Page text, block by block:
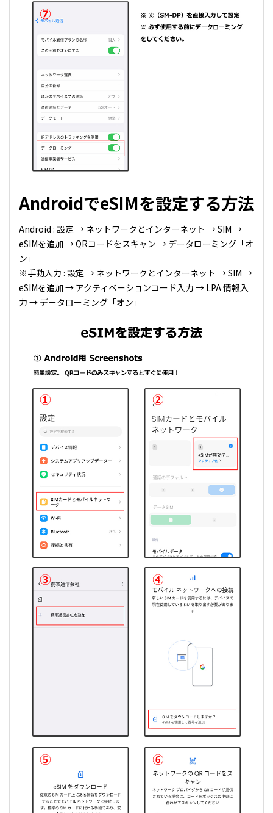
AndroidでeSIMを設定する方法
Android : 設定 → ネットワークとインターネット → SIM →
eSIMを追加 → QRコードをスキャン → データローミング「オ
ン」
※手動入力 : 設定 → ネットワークとインターネット → SIM →
eSIMを追加 → アクティベーションコード入力 → LPA 情報入
力 → データローミング「オン」